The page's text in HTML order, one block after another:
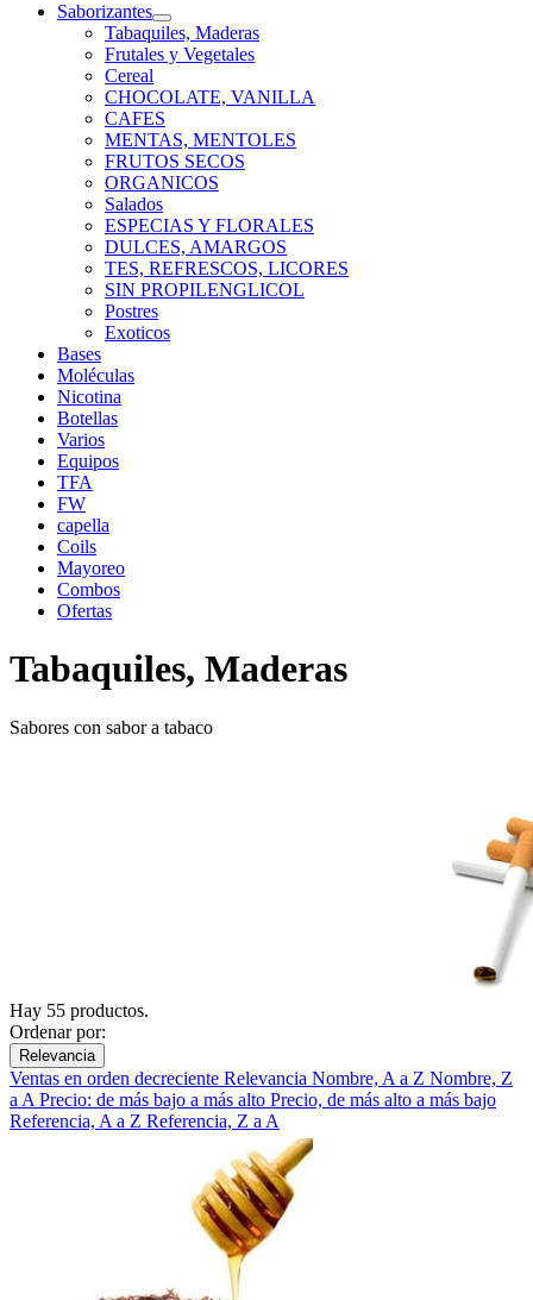
Saborizantes
Tabaquiles, Maderas
Frutales y Vegetales
Cereal
CHOCOLATE, VANILLA
CAFES
MENTAS, MENTOLES
FRUTOS SECOS
ORGANICOS
Salados
ESPECIAS Y FLORALES
DULCES, AMARGOS
TES, REFRESCOS, LICORES
SIN PROPILENGLICOL
Postres
Exoticos
Bases
Moléculas
Nicotina
Botellas
Varios
Equipos
TFA
FW
capella
Coils
Mayoreo
Combos
Ofertas
Tabaquiles, Maderas
Sabores con sabor a tabaco
Hay 55 productos.
Ordenar por:
Relevancia
Ventas en orden decreciente Relevancia Nombre, A a Z Nombre, Z
a A Precio: de más bajo a más alto Precio, de más alto a más bajo
Referencia, A a Z Referencia, Z a A